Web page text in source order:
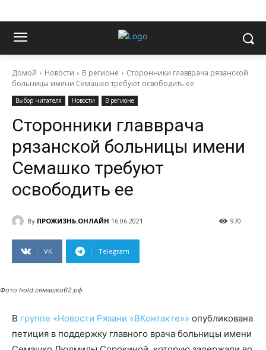
Домой Новости В регионе
Сторонники главврача рязанской
больницы имени Семашко требуют освободить ее
Выбор читателя Новости В регионе
Сторонники главврача
рязанской больницы имени
Семашко требуют
освободить ее
By ПРОЖИЗНЬ.ОНЛАЙН 16.06.2021 970
VK Telegram
Фото hold.семашко62.рф
В группе «Новости Рязани «ВКонтакте»» опубликована
петиция в поддержку главного врача больницы имени